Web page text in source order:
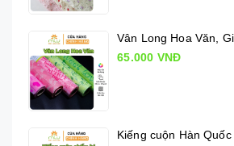
65.000 VNĐ